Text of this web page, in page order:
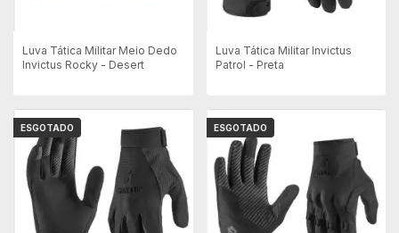
Luva Tática Militar Meio Dedo
Invictus Rocky - Desert
Luva Tática Militar Invictus
Patrol - Preta
ESGOTADO ESGOTADO